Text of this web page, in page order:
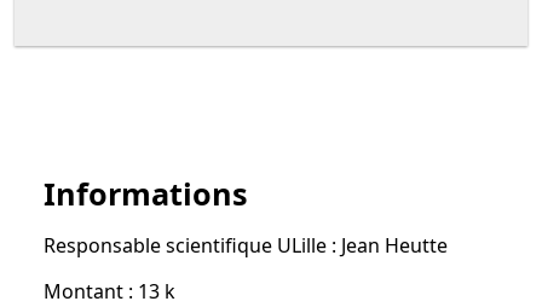
Informations
Responsable scientifique ULille : Jean Heutte
Montant : 13 k